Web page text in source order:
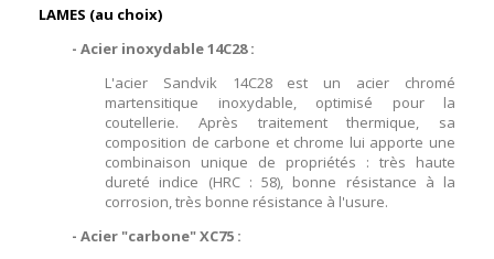
LAMES (au choix)
- Acier inoxydable 14C28 :
L'acier Sandvik 14C28 est un acier chromé
martensitique inoxydable, optimisé pour la
coutellerie. Après traitement thermique, sa
composition de carbone et chrome lui apporte une
combinaison unique de propriétés : très haute
dureté indice (HRC : 58), bonne résistance à la
corrosion, très bonne résistance à l'usure.
- Acier "carbone" XC75 :